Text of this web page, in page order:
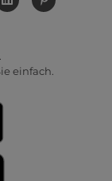
einfach.